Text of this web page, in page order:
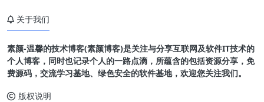
关于我们
素颜-温馨的技术博客(素颜博客)是关注与分享互联网及软件IT技术的
个人博客，同时也记录个人的一路点滴，所蕴含的包括资源分享，免
费源码，交流学习基地、绿色安全的软件基地，欢迎您关注我们。
版权说明